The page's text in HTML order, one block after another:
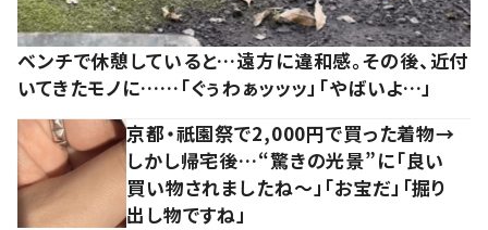
ベンチで休憩していると…遠方に違和感。その後、近付
いてきたモノに……「ぐぅわぁッッッ」「やばいよ…」
京都・祇園祭で2,000円で買った着物→
しかし帰宅後…“驚きの光景”に「良い
買い物されましたね～」「お宝だ」「掘り
出し物ですね」